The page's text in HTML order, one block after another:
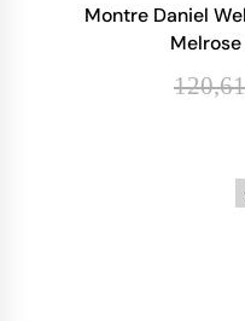
Montre Daniel